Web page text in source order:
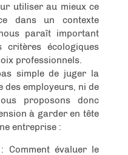
utiliser au mieux ce
dans un contexte
paraît important
critères écologiques
professionnels.
simple de juger la
des employeurs, ni de
proposons donc
à garder en tête
entreprise :
: Comment évaluer le